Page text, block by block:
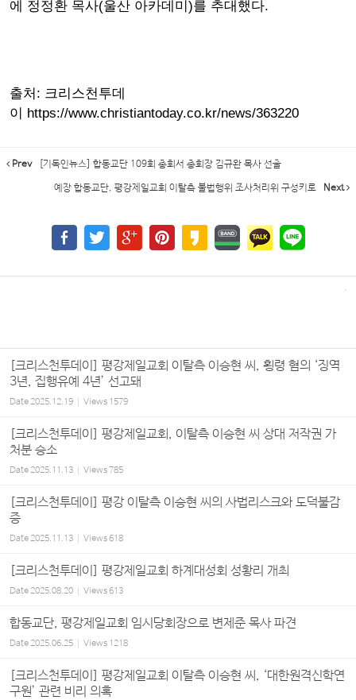
에 정정환 목사(울산 아카데미)를 추대했다.
출처: 크리스천투데
이 https://www.christiantoday.co.kr/news/363220
Prev [기독인뉴스] 합동교단 109회 총회서 총회장 김규완 목사 선출
예장 합동교단, 평강제일교회 이탈측 불법행위 조사처리위 구성키로 Next
[크리스천투데이] 평강제일교회 이탈측 이승현 씨, 횡령 혐의 ‘징역
3년, 집행유예 4년’ 선고돼
Date2025.12.19 Views 1579
[크리스천투데이] 평강제일교회, 이탈측 이승현 씨 상대 저작권 가
처분 승소
Date2025.11.13 Views785
[크리스천투데이] 평강 이탈측 이승현 씨의 사법리스크와 도덕불감
증
Date2025.11.13 Views618
[크리스천투데이] 평강제일교회 하계대성회 성황리 개최
Date2025.08.20 Views613
합동교단, 평강제일교회 임시당회장으로 변제준 목사 파견
Date2025.06.25 Views 1218
[크리스천투데이] 평강제일교회 이탈측 이승현 씨, ‘대한원격신학연
구원’ 관련 비리 의혹